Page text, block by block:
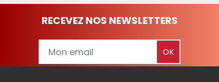
RECEVEZ NOS NEWSLETTERS